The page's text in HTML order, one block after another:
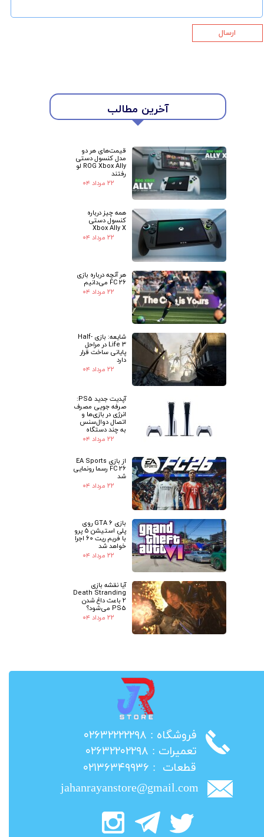
★
آخرین مطالب
قیمت‌های هر دو
مدل کنسول دستی
ROG Xbox Ally لو
رفتند
۲۲ مرداد ۰۴
همه چیز درباره
کنسول دستی
Xbox Ally X
۲۲ مرداد ۰۴
هر آنچه درباره بازی
FC 26 می‌دانیم
۲۲ مرداد ۰۴
شایعه: بازی Half-
Life 3 در مراحل
پایانی ساخت قرار
دارد
۲۲ مرداد ۰۴
آپدیت جدید PS5:
صرفه جویی مصرف
انرژی در بازی‌ها و
اتصال دوال‌سنس
به چند دستگاه
۲۲ مرداد ۰۴
از بازی EA Sports
FC 26 رسما رونمایی
شد
۲۲ مرداد ۰۴
بازی GTA 6 روی
پلی استیشن 5 پرو
با فریم ریت 60 اجرا
خواهد شد
۲۲ مرداد ۰۴
آیا نقشه بازی
Death Stranding
2 باعث داغ شدن
PS5 می‌شود؟
۲۲ مرداد ۰۴
ارسال
​فروشگاه : ۰۲۶۳۲۲۲۲۲۹۸
​تعمیرات : ۰۲۶۳۲۲۰۲۲۹۸
​قطعات : ۰۲۱۳۶۳۴۹۹۳۶
jahanrayanstore@gmail.com